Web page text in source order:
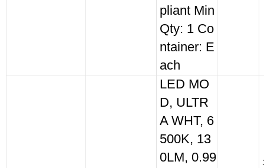
pliant Min
Qty: 1 Co
ntainer: E
ach
LED MO
D, ULTR
A WHT, 6
500K, 13
0LM, 0.99